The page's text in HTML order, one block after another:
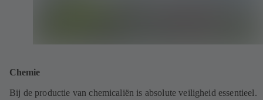
Chemie
Bij de productie van chemicaliën is absolute veiligheid essentieel.